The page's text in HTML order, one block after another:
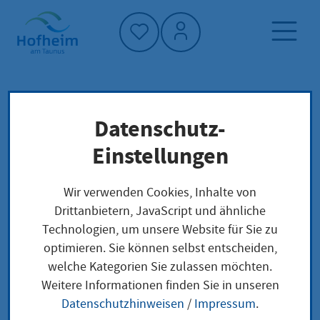
Startseite"
Dienstleistung-Finder
Lokale Anliegen
Ausnahme vom Verbot der Sonn- und
Feiertagsarbeit beantragen
Ausnahme vom Verbot
der Sonn- und
Datenschutz-
Einstellungen
Wir verwenden Cookies, Inhalte von
Drittanbietern, JavaScript und ähnliche
Technologien, um unsere Website für Sie zu
optimieren. Sie können selbst entscheiden,
welche Kategorien Sie zulassen möchten.
Weitere Informationen finden Sie in unseren
Datenschutzhinweisen / Impressum.